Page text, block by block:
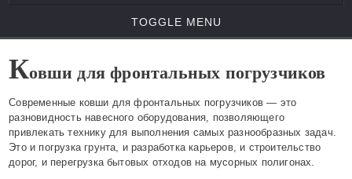
TOGGLE MENU
Ковши для фронтальных погрузчиков
Современные ковши для фронтальных погрузчиков — это
разновидность навесного оборудования, позволяющего
привлекать технику для выполнения самых разнообразных задач.
Это и погрузка грунта, и разработка карьеров, и строительство
дорог, и перегрузка бытовых отходов на мусорных полигонах.